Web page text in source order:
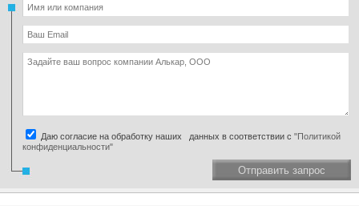
Даю согласие на обработку наших данных в соответствии с "Политикой
конфиденциальности"
Отправить запрос